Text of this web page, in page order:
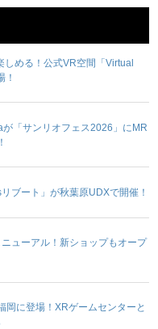
しめる！公式VR空間「Virtual
！
「サンリオフェス2026」にMR
ブート」が秋葉原UDXで開催！
ューアル！新ショップもオープ
岡に登場！XRゲームセンターと